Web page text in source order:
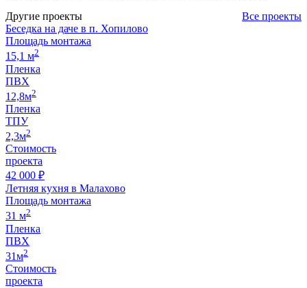
Другие проекты
Все проекты
Беседка на даче в п. Хопилово
Площадь монтажа
15,1 м2
Пленка
ПВХ
12,8м2
Пленка
ТПУ
2,3м2
Стоимость
проекта
42 000 ₽
Летняя кухня в Малахово
Площадь монтажа
31 м2
Пленка
ПВХ
31м2
Стоимость
проекта